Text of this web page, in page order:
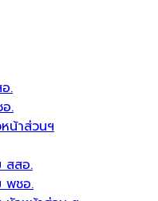
.
.
หน้าส่วนฯ
สสอ.
พชอ.